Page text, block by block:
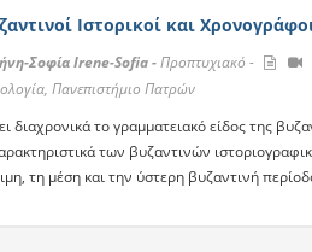
Ιστορικοί και
Σοφία Irene-Sofia -Προπτυχιακό -
Πανεπιστήμιο Πατρών
διαχρονικά το γραμματειακό είδος της
των βυζαντινών
τη μέση και την ύστερη βυζαντινή